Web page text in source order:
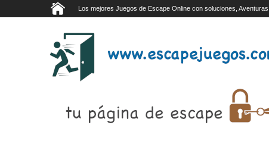
Los mejores Juegos de Escape Online con soluciones,